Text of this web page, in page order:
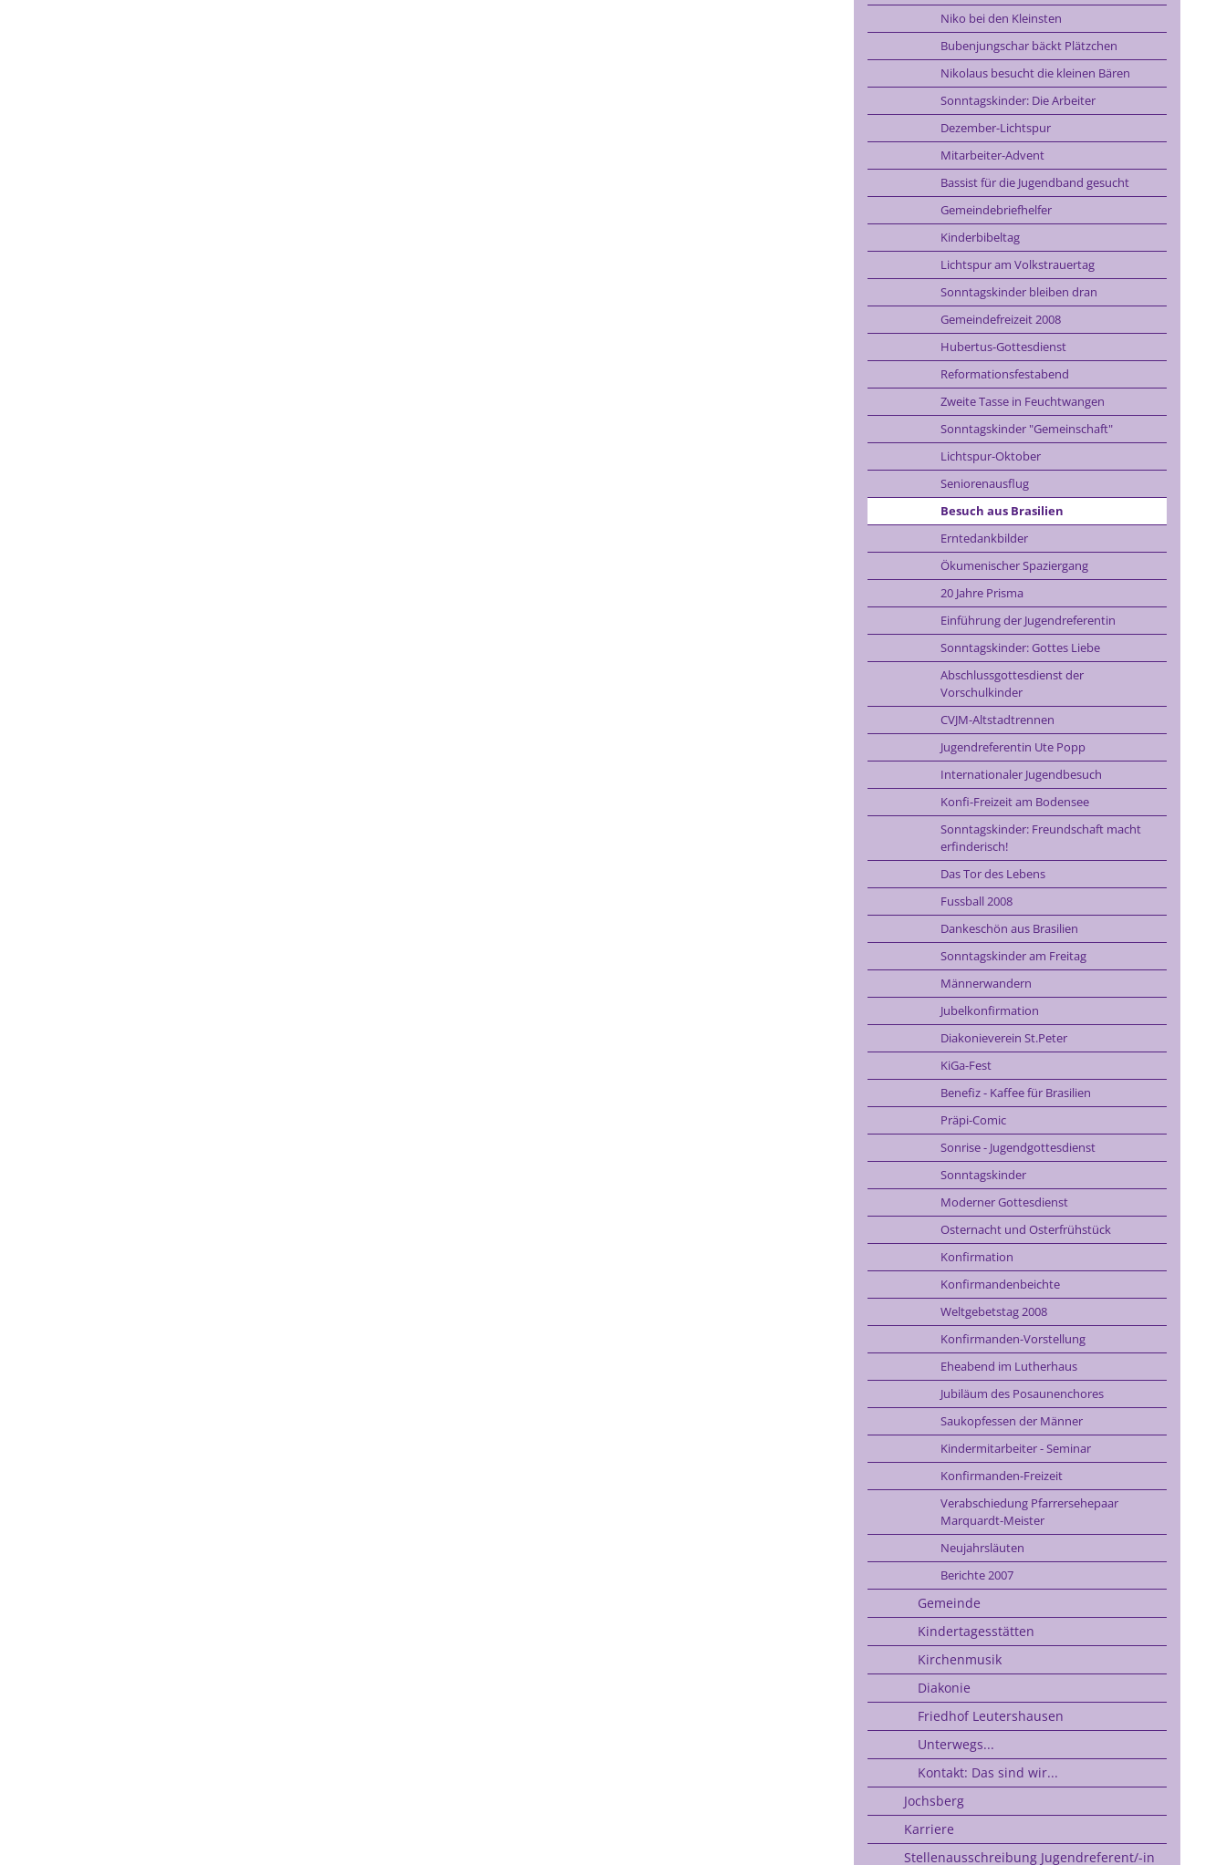
Niko bei den Kleinsten
Bubenjungschar bäckt Plätzchen
Nikolaus besucht die kleinen Bären
Sonntagskinder: Die Arbeiter
Dezember-Lichtspur
Mitarbeiter-Advent
Bassist für die Jugendband gesucht
Gemeindebriefhelfer
Kinderbibeltag
Lichtspur am Volkstrauertag
Sonntagskinder bleiben dran
Gemeindefreizeit 2008
Hubertus-Gottesdienst
Reformationsfestabend
Zweite Tasse in Feuchtwangen
Sonntagskinder "Gemeinschaft"
Lichtspur-Oktober
Seniorenausflug
Besuch aus Brasilien
Erntedankbilder
Ökumenischer Spaziergang
20 Jahre Prisma
Einführung der Jugendreferentin
Sonntagskinder: Gottes Liebe
Abschlussgottesdienst der
Vorschulkinder
CVJM-Altstadtrennen
Jugendreferentin Ute Popp
Internationaler Jugendbesuch
Konfi-Freizeit am Bodensee
Sonntagskinder: Freundschaft macht
erfinderisch!
Das Tor des Lebens
Fussball 2008
Dankeschön aus Brasilien
Sonntagskinder am Freitag
Männerwandern
Jubelkonfirmation
Diakonieverein St.Peter
KiGa-Fest
Benefiz - Kaffee für Brasilien
Präpi-Comic
Sonrise - Jugendgottesdienst
Sonntagskinder
Moderner Gottesdienst
Osternacht und Osterfrühstück
Konfirmation
Konfirmandenbeichte
Weltgebetstag 2008
Konfirmanden-Vorstellung
Eheabend im Lutherhaus
Jubiläum des Posaunenchores
Saukopfessen der Männer
Kindermitarbeiter - Seminar
Konfirmanden-Freizeit
Verabschiedung Pfarrersehepaar
Marquardt-Meister
Neujahrsläuten
Berichte 2007
Gemeinde
Kindertagesstätten
Kirchenmusik
Diakonie
Friedhof Leutershausen
Unterwegs...
Kontakt: Das sind wir...
Jochsberg
Karriere
Stellenausschreibung Jugendreferent/-in